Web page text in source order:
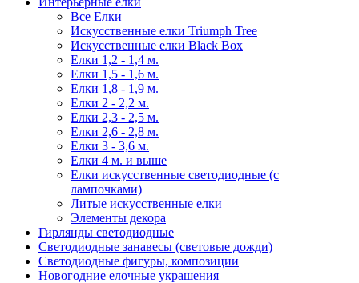
Все Елки
Искусственные елки Triumph Tree
Искусственные елки Black Box
Елки 1,2 - 1,4 м.
Елки 1,5 - 1,6 м.
Елки 1,8 - 1,9 м.
Елки 2 - 2,2 м.
Елки 2,3 - 2,5 м.
Елки 2,6 - 2,8 м.
Елки 3 - 3,6 м.
Елки 4 м. и выше
Елки искусственные светодиодные (с
лампочками)
Литые искусственные елки
Элементы декора
Гирлянды светодиодные
Светодиодные занавесы (световые дожди)
Светодиодные фигуры, композиции
Новогодние елочные украшения